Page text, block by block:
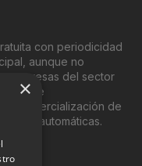
con periodicidad
aunque no
empresas del sector
conoce
la comercialización de
automáticas.
×